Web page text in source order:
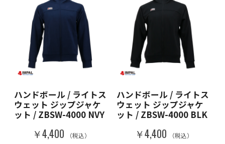
ハンドボール / ライトス
ウェット ジップジャケ
ット / ZBSW-4000 NVY
￥4,400 （税込）
ハンドボール / ライトス
ウェット ジップジャケ
ット / ZBSW-4000 BLK
￥4,400 （税込）